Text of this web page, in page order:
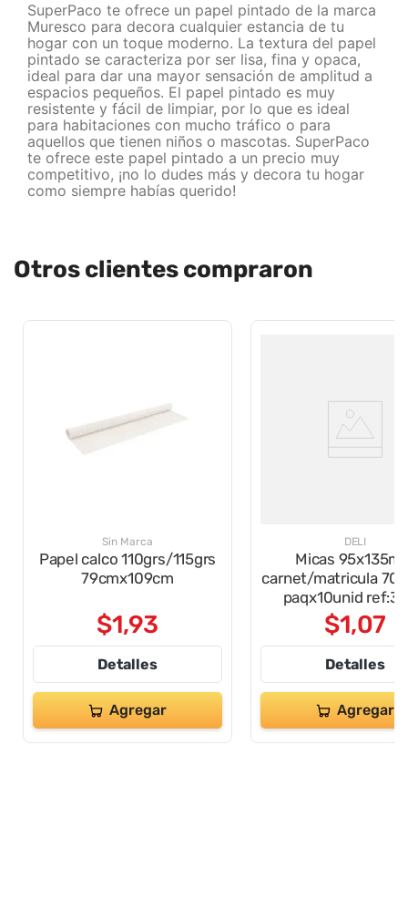
SuperPaco te ofrece un papel pintado de la marca
Muresco para decora cualquier estancia de tu
hogar con un toque moderno. La textura del papel
pintado se caracteriza por ser lisa, fina y opaca,
ideal para dar una mayor sensación de amplitud a
espacios pequeños. El papel pintado es muy
resistente y fácil de limpiar, por lo que es ideal
para habitaciones con mucho tráfico o para
aquellos que tienen niños o mascotas. SuperPaco
te ofrece este papel pintado a un precio muy
competitivo, ¡no lo dudes más y decora tu hogar
como siempre habías querido!
Otros clientes compraron
Sin Marca
Papel calco 110grs/115grs
79cmx109cm
$1,93
Detalles
Agregar
DELI
Micas
carnet/matricula 70
paqx10unid
$1,07
Detalles
Agregar